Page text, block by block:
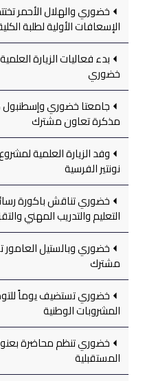
خضوري والهلال الأحمر
الإسعافات الأولية لطلبة
بدء فعاليات الزيارة
خضوري
جامعتا خضوري وإسطنبول
مذكرة تعاون مشترك
نونتير الفرسية
خضوري تناقش باكورة
التعليم والتدريب المهني
خضوري وبالستيل
مشترك
خضوري تستضيف يوماً
المشروبات الوطنية
خضوري تنظم محاضرة
المستقبلية